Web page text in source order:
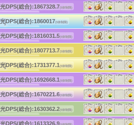
体DPS:2971.1
DPS(総合):1867328.7(5体制限)
ーチ:175
体DPS:5146.4
+7% +2% +7% +2% +7%
DPS(総合):1860017(5体制限)
ーチ:180
体DPS:3307.4
+7% +2% +7% +2% +7%
DPS(総合):1816031.5(5体制限)
ーチ:160
体DPS:2984
+5% +5% +5%
DPS(総合):1807713.7(5体制限)
ーチ:170
体DPS:3467.7
+7% +2% +7% +2% +7%
DPS(総合):1731377.1(5体制限)
ーチ:165
体DPS:4092.8
+7% +2% +7% +2% +7%
DPS(総合):1692668.1 (5体制限)
ーチ:180
体DPS:4929.5
+7% +2% +7% +2% +7%
DPS(総合):1670221.6(5体制限)
ーチ:155
体DPS:3194.2
+5% +5% +5%
DPS(総合):1630362.2(5体制限)
ーチ:180
+7% +2% +7% +2% +7%
DPS(総合):1613326.9
+5% +5% +5%